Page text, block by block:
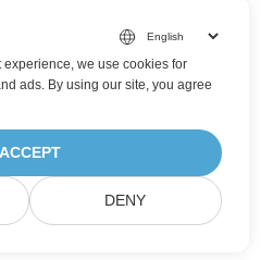
we use cookies for
ads. By using our site, you agree
ACCEPT
DENY